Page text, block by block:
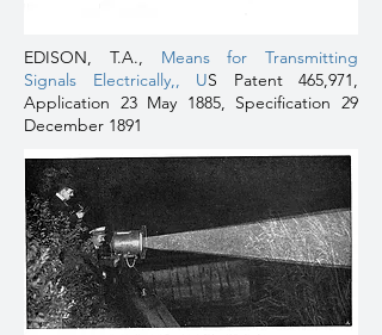
EDISON, T.A., Means for Transmitting
Signals Electrically,, US Patent 465,971,
Application 23 May 1885, Specification 29
December 1891